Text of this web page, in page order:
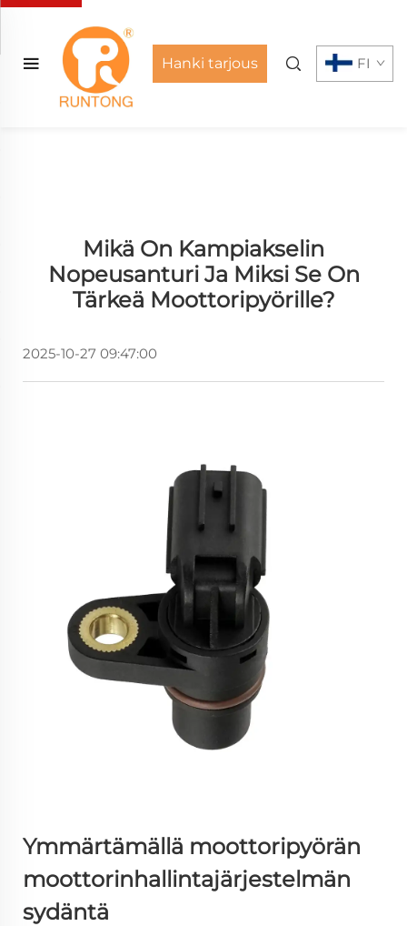
Hanki tarjous FI
Mikä On Kampiakselin
Nopeusanturi Ja Miksi Se On
Tärkeä Moottoripyörille?
2025-10-27 09:47:00
Ymmärtämällä moottoripyörän
moottorinhallintajärjestelmän
sydäntä